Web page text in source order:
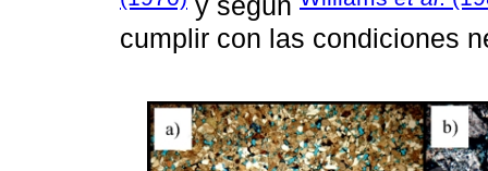
cumplir con las condiciones